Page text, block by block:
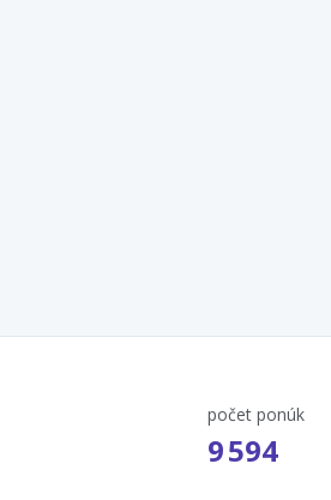
počet ponúk
9 594